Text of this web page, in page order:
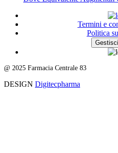
Termini e
Politica
@ 2025 Farmacia Centrale 83
DESIGN Digitecpharma